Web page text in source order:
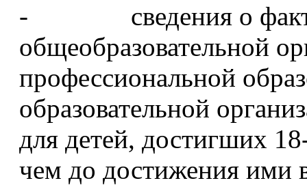
- сведения о факте
общеобразовательной
профессиональной
образовательной
для детей, достигших
чем до достижения ими